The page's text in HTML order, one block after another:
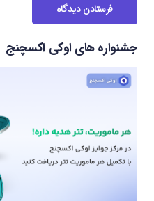
فرستادن دیدگاه
جشنواره های اوکی اکسچنج